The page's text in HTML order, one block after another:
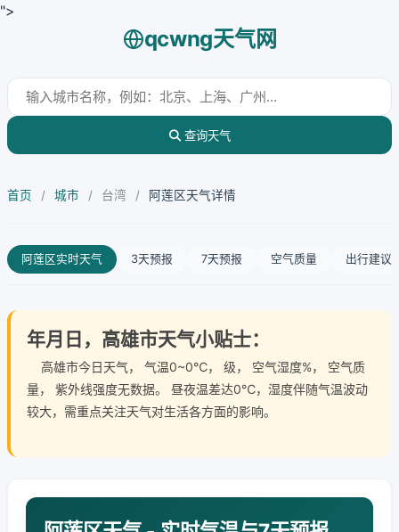
">
qcwng天气网
查询天气
首页 / 城市 / 台湾 / 阿莲区天气详情
阿莲区实时天气 3天预报 7天预报 空气质量 出行建议
年月日，高雄市天气小贴士：
高雄市今日天气， 气温0~0℃， 级， 空气湿度%， 空气质
量， 紫外线强度无数据。 昼夜温差达0℃，湿度伴随气温波动
较大，需重点关注天气对生活各方面的影响。